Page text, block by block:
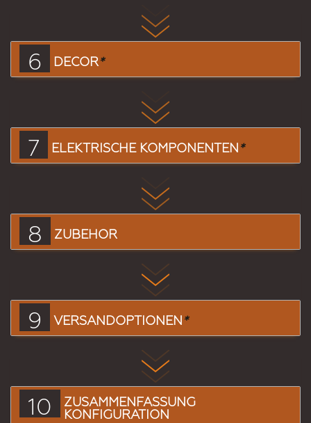
6 DECOR*
7 ELEKTRISCHE KOMPONENTEN*
8 ZUBEHÖR
9 VERSANDOPTIONEN*
10
ZUSAMMENFASSUNG
KONFIGURATION